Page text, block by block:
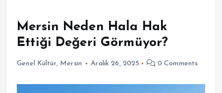
Mersin Neden Hala Hak
Ettiği Değeri Görmüyor?
Genel Kültür, Mersin Aralık 26, 2025 0 Comments